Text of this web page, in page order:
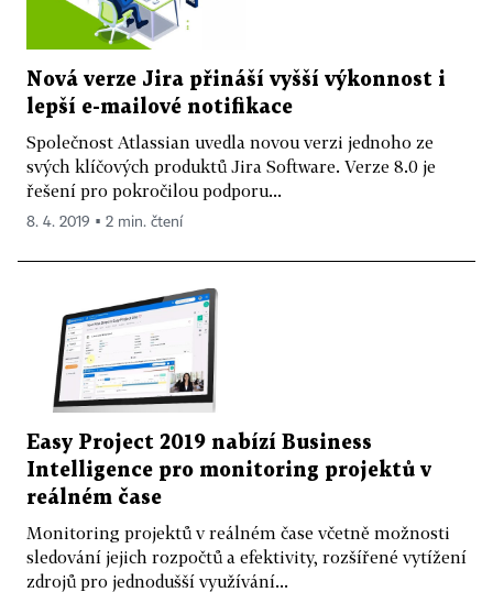
Nová verze Jira přináší vyšší výkonnost i
lepší e-mailové notifikace
Společnost Atlassian uvedla novou verzi jednoho ze
svých klíčových produktů Jira Software. Verze 8.0 je
řešení pro pokročilou podporu...
8. 4. 2019 ▪ 2 min. čtení
Easy Project 2019 nabízí Business
Intelligence pro monitoring projektů v
reálném čase
Monitoring projektů v reálném čase včetně možnosti
sledování jejich rozpočtů a efektivity, rozšířené vytížení
zdrojů pro jednodušší využívání...